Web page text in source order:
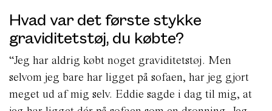
Hvad var det første stykke
graviditetstøj, du købte?
“Jeg har aldrig købt noget graviditetstøj. Men
selvom jeg bare har ligget på sofaen, har jeg gjort
meget ud af mig selv. Eddie sagde i dag til mig, at